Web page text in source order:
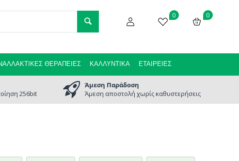
0
0
ΘΕΡΑΠΕΊΕΣ ΚΑΛΛΥΝΤΙΚΆ ΕΤΑΙΡΕΊΕΣ
256bit
Άμεση Παράδοση
Άμεση αποστολή χωρίς καθυστερήσεις